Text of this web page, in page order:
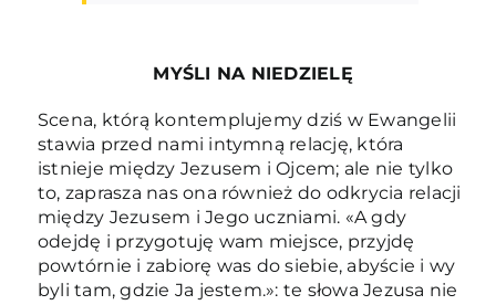
MYŚLI NA NIEDZIELĘ
Scena, którą kontemplujemy dziś w Ewangelii
stawia przed nami intymną relację, która
istnieje między Jezusem i Ojcem; ale nie tylko
to, zaprasza nas ona również do odkrycia relacji
między Jezusem i Jego uczniami. «A gdy
odejdę i przygotuję wam miejsce, przyjdę
powtórnie i zabiorę was do siebie, abyście i wy
byli tam, gdzie Ja jestem.»: te słowa Jezusa nie